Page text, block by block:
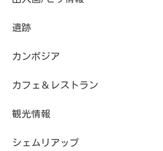
遺跡
カンボジア
カフェ＆レストラン
観光情報
シェムリアップ